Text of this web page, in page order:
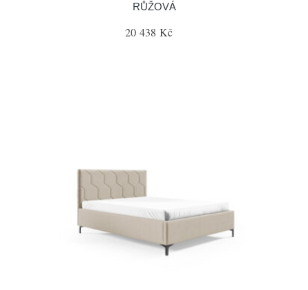
RŮŽOVÁ
20 438 Kč